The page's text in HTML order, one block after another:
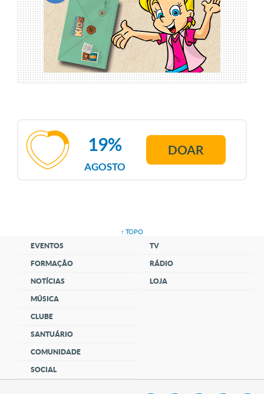
AGOSTO
19% DOAR
↑ TOPO
EVENTOS
FORMAÇÃO
NOTÍCIAS
MÚSICA
CLUBE
SANTUÁRIO
COMUNIDADE
SOCIAL
TV
RÁDIO
LOJA